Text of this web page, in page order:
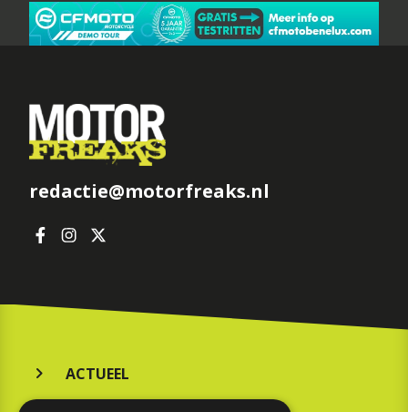
redactie@motorfreaks.nl
ACTUEEL